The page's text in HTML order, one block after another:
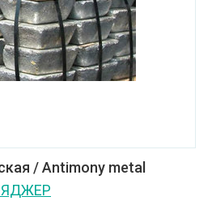
/ Antimony metal